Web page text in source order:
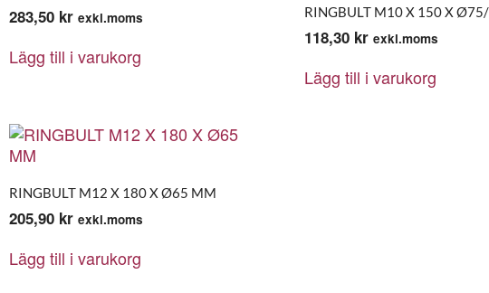
283,50 kr exkl.moms
Lägg till i varukorg
RINGBULT M10 X 150 X
118,30 kr exkl.moms
Lägg till i varukorg
RINGBULT M12 X 180 X Ø65 MM
205,90 kr exkl.moms
Lägg till i varukorg